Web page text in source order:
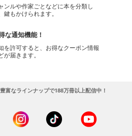
ンルや作家ごとなどに本を分類し
鍵もかけられます。
な通知機能！
を許可すると、お得なクーポン情報
が届きます。
富なラインナップで188万冊以上配信中！